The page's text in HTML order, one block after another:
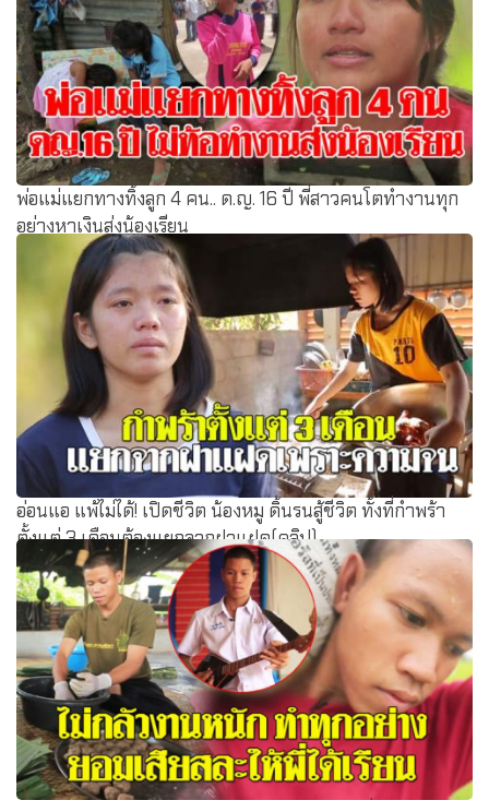
พ่อแม่แยกทางทิ้งลูก 4 คน.. ด.ญ. 16 ปี พี่สาวคนโตทำงานทุก
อย่างหาเงินส่งน้องเรียน
อ่อนแอ แพ้ไม่ได้! เปิดชีวิต น้องหมู ดิ้นรนสู้ชีวิต ทั้งที่กำพร้า
ตั้งแต่ 3 เดือนต้องแยกจากฝาแฝด(คลิป)